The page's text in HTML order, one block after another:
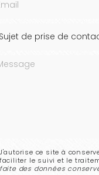
J'autorise ce site à
faciliter le suivi et le
faite des données